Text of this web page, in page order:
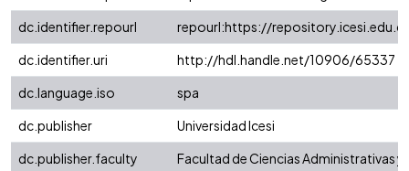
dc.identifier.repourl
repourl:https://
dc.identifier.uri
http://hdl.handle.net/10906/65337
dc.language.iso
spa
dc.publisher
Universidad Icesi
dc.publisher.faculty
Facultad de Ciencias Administrativas